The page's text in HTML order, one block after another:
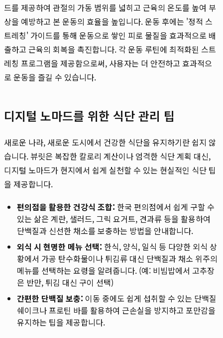
드를 제공하여 관절의 가동 범위를 넓히고 근육의 온도를 높여 부
상을 예방하고 본 운동의 효율을 높입니다. 운동 후에는 '정적 스
트레칭' 가이드를 통해 운동으로 쌓인 피로 물질을 효과적으로 배
출하고 근육의 회복을 촉진합니다. 각 운동 루틴에 최적화된 스트
레칭 프로그램을 제공함으로써, 사용자는 더 안전하고 효과적으
로 운동을 즐길 수 있습니다.
디지털 노마드를 위한 식단 관리 팁
새로운 나라, 새로운 도시에서 건강한 식단을 유지하기란 쉽지 않
습니다. 뷰릿은 복잡한 칼로리 계산이나 엄격한 식단 계획 대신,
디지털 노마드가 현지에서 쉽게 실천할 수 있는 현실적인 식단 팁
을 제공합니다.
편의점을 활용한 건강식 조합: 한국 편의점에서 쉽게 구할 수
있는 삶은 계란, 샐러드, 그릭 요거트, 견과류 등을 활용하여
단백질과 신선한 채소를 보충하는 방법을 안내합니다.
외식 시 현명한 메뉴 선택: 한식, 양식, 일식 등 다양한 외식 상
황에서 가공 탄수화물이나 튀김류 대신 단백질과 채소 위주의
메뉴를 선택하는 요령을 알려줍니다. (예: 비빔밥에서 고추장
은 반만, 튀김 대신 구이 선택)
간편한 단백질 보충: 이동 중에도 쉽게 섭취할 수 있는 단백질
쉐이크나 프로틴 바를 활용하여 근손실을 방지하고 포만감을
유지하는 팁을 제공합니다.